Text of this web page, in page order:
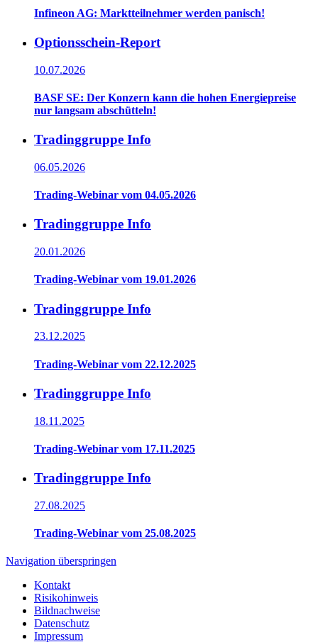
Infineon AG: Marktteilnehmer werden panisch!
Optionsschein-Report
10.07.2026
BASF SE: Der Konzern kann die hohen Energiepreise
nur langsam abschütteln!
Tradinggruppe Info
06.05.2026
Trading-Webinar vom 04.05.2026
Tradinggruppe Info
20.01.2026
Trading-Webinar vom 19.01.2026
Tradinggruppe Info
23.12.2025
Trading-Webinar vom 22.12.2025
Tradinggruppe Info
18.11.2025
Trading-Webinar vom 17.11.2025
Tradinggruppe Info
27.08.2025
Trading-Webinar vom 25.08.2025
Navigation überspringen
Kontakt
Risikohinweis
Bildnachweise
Datenschutz
Impressum